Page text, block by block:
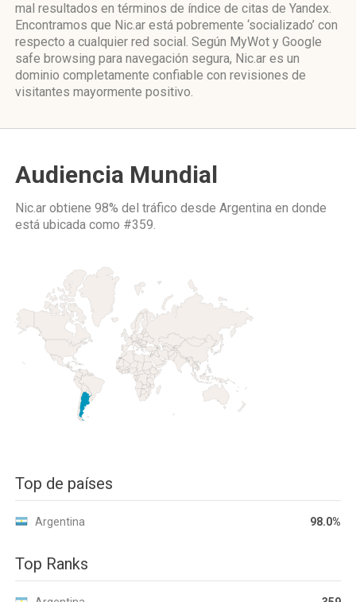
mal resultados en términos de índice de citas de Yandex.
Encontramos que Nic.ar está pobremente ‘socializado’ con
respecto a cualquier red social. Según MyWot y Google
safe browsing para navegación segura, Nic.ar es un
dominio completamente confiable con revisiones de
visitantes mayormente positivo.
Audiencia Mundial
Nic.ar obtiene 98% del tráfico desde Argentina en donde
está ubicada como #359.
Top de países
Argentina 98.0%
Top Ranks